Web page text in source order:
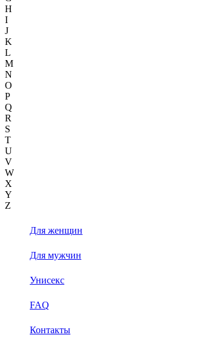
H
I
J
K
L
M
N
O
P
Q
R
S
T
U
V
W
X
Y
Z
Для женщин
Для мужчин
Унисекс
FAQ
Контакты